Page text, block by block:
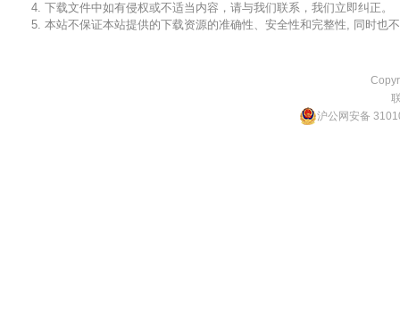
4. 下载文件中如有侵权或不适当内容，请与我们联系，我们立即纠正。
5. 本站不保证本站提供的下载资源的准确性、安全性和完整性, 同时也
沪公网安备